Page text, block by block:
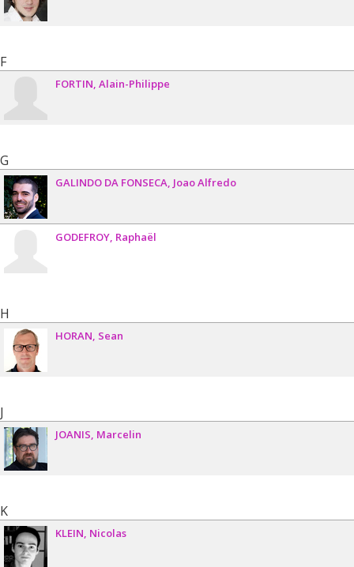
F
FORTIN Alain-Philippe
G
GALINDO DA FONSECA Joao Alfredo
GODEFROY Raphaël
H
HORAN Sean
J
JOANIS Marcelin
K
KLEIN Nicolas